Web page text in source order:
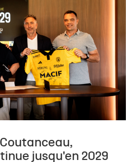
jusqu'en 2029